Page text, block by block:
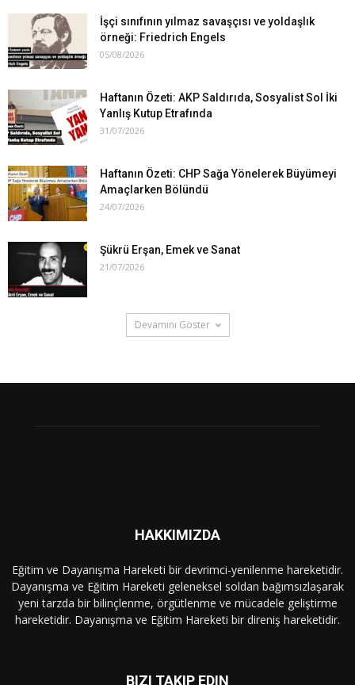
İşçi sınıfının yılmaz savaşçısı ve yoldaşlık
örneği: Friedrich Engels
05/08/2026
Haftanın Özeti: AKP Saldırıda, Sosyalist Sol İki
Yanlış Kutup Etrafında
31/07/2026
Haftanın Özeti: CHP Sağa Yönelerek Büyümeyi
Amaçlarken Bölündü
24/07/2026
Şükrü Erşan, Emek ve Sanat
21/07/2026
Devamını Göster
HAKKIMIZDA
Eğitim ve Dayanışma Hareketi bir devrimci-yenilenme hareketidir.
Dayanışma ve Eğitim Hareketi geleneksel soldan bağımsızlaşarak
yeni tarzda bir bilinçlenme, örgütlenme ve mücadele geliştirme
hareketidir. Dayanışma ve Eğitim Hareketi bir direniş hareketidir.
BIZI TAKIP EDIN